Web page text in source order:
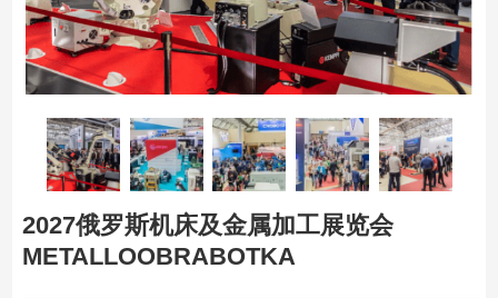
2027俄罗斯机床及金属加工展览会
METALLOOBRABOTKA